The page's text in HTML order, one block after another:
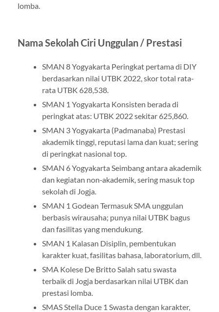
lomba.
Nama Sekolah Ciri Unggulan / Prestasi
SMAN 8 Yogyakarta Peringkat pertama di DIY
berdasarkan nilai UTBK 2022, skor total rata‐
rata UTBK 628,538.
SMAN 1 Yogyakarta Konsisten berada di
peringkat atas: UTBK 2022 sekitar 625,860.
SMAN 3 Yogyakarta (Padmanaba) Prestasi
akademik tinggi, reputasi lama dan kuat; sering
di peringkat nasional top.
SMAN 6 Yogyakarta Seimbang antara akademik
dan kegiatan non‐akademik, sering masuk top
sekolah di Jogja.
SMAN 1 Godean Termasuk SMA unggulan
berbasis wirausaha; punya nilai UTBK bagus
dan fasilitas yang mendukung.
SMAN 1 Kalasan Disiplin, pembentukan
karakter kuat, fasilitas bahasa, laboratorium, dll.
SMA Kolese De Britto Salah satu swasta
terbaik di Jogja berdasarkan nilai UTBK dan
prestasi lomba.
SMAS Stella Duce 1 Swasta dengan karakter,